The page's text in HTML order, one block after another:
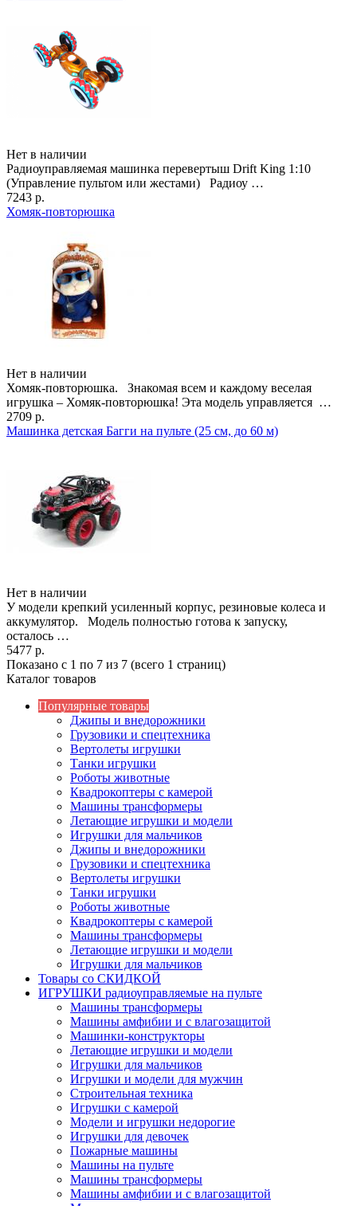
Нет в наличии
Радиоуправляемая машинка перевертыш Drift King 1:10
(Управление пультом или жестами) Радиоу …
7243 р.
Хомяк-повторюшка
Нет в наличии
Хомяк-повторюшка. Знакомая всем и каждому веселая
игрушка – Хомяк-повторюшка! Эта модель управляется …
2709 р.
Машинка детская Багги на пульте (25 см, до 60 м)
Нет в наличии
У модели крепкий усиленный корпус, резиновые колеса и
аккумулятор. Модель полностью готова к запуску,
осталось …
5477 р.
Показано с 1 по 7 из 7 (всего 1 страниц)
Каталог товаров
Популярные товары
Джипы и внедорожники
Грузовики и спецтехника
Вертолеты игрушки
Танки игрушки
Роботы животные
Квадрокоптеры с камерой
Машины трансформеры
Летающие игрушки и модели
Игрушки для мальчиков
Джипы и внедорожники
Грузовики и спецтехника
Вертолеты игрушки
Танки игрушки
Роботы животные
Квадрокоптеры с камерой
Машины трансформеры
Летающие игрушки и модели
Игрушки для мальчиков
Товары со СКИДКОЙ
ИГРУШКИ радиоуправляемые на пульте
Машины трансформеры
Машины амфибии и с влагозащитой
Машинки-конструкторы
Летающие игрушки и модели
Игрушки для мальчиков
Игрушки и модели для мужчин
Строительная техника
Игрушки с камерой
Модели и игрушки недорогие
Игрушки для девочек
Пожарные машины
Машины на пульте
Машины трансформеры
Машины амфибии и с влагозащитой